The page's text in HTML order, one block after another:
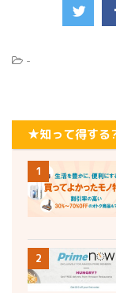
-
★知って得する
1
2